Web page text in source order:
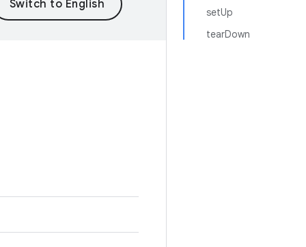
setUp
tearDown